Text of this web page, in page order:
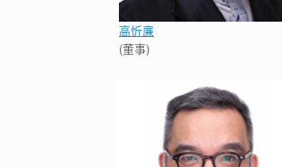
高忻亷
(董事)